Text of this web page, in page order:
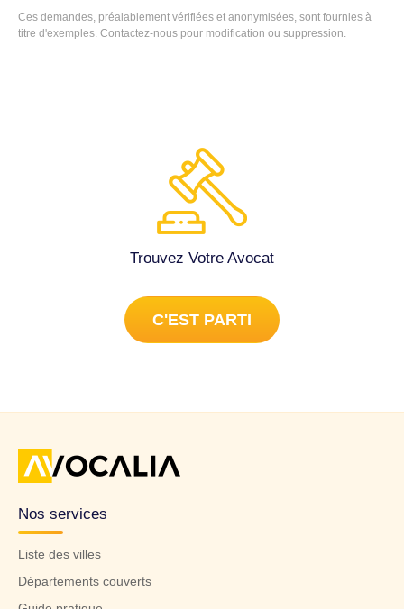
toujours rien fais pour l'arrête ou même me rassurer
j'aimerai trouver un avocat pour m'aider... Avocat
Ces demandes, préalablement vérifiées et anonymisées, sont fournies à
titre d'exemples. Contactez-nous pour modification ou suppression.
Trouvez Votre Avocat
C'EST PARTI
Nos services
Liste des villes
Départements couverts